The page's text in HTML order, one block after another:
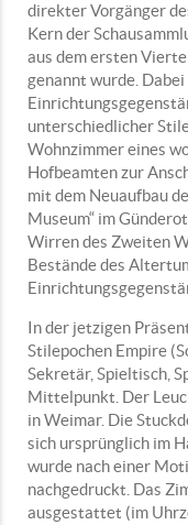
direkter Vorgänger
Kern der
aus dem ersten
genannt wurde.
unterschiedlicher
Wohnzimmer eines
Hofbeamten zur
mit dem Neuaufbau
Museum“ im
Wirren des Zweiten
Bestände des
In der jetzigen
Stilepochen Empire
Sekretär, Spieltisch,
Mittelpunkt. Der
in Weimar. Die
sich ursprünglich im
wurde nach einer
nachgedruckt. Das
ausgestattet (im